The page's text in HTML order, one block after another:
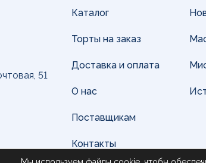
51
Каталог
Торты на заказ
Доставка и оплата
О нас
Поставщикам
Контакты